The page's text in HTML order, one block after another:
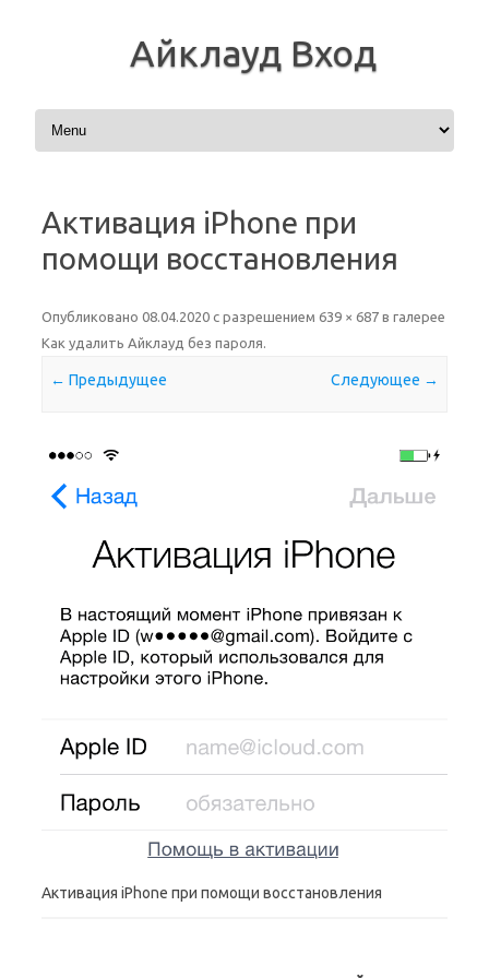
Айклауд Вход
Перейти к содержимому
Активация iPhone при
помощи восстановления
Опубликовано 08.04.2020 с разрешением 639 × 687 в галерее
Как удалить Айклауд без пароля.
← Предыдущее Следующее →
Активация iPhone при помощи восстановления